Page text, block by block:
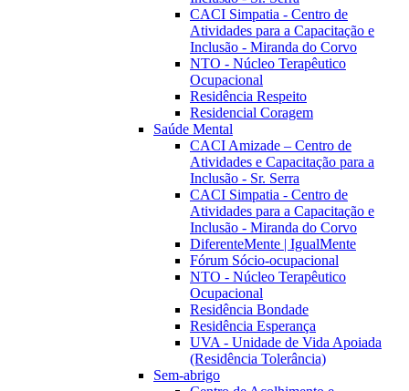
CACI Simpatia - Centro de
Atividades para a Capacitação e
Inclusão - Miranda do Corvo
NTO - Núcleo Terapêutico
Ocupacional
Residência Respeito
Residencial Coragem
Saúde Mental
CACI Amizade – Centro de
Atividades e Capacitação para a
Inclusão - Sr. Serra
CACI Simpatia - Centro de
Atividades para a Capacitação e
Inclusão - Miranda do Corvo
DiferenteMente | IgualMente
Fórum Sócio-ocupacional
NTO - Núcleo Terapêutico
Ocupacional
Residência Bondade
Residência Esperança
UVA - Unidade de Vida Apoiada
(Residência Tolerância)
Sem-abrigo